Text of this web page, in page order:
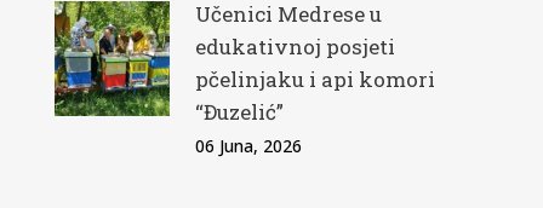
Učenici Medrese u
edukativnoj posjeti
pčelinjaku i api komori
“Đuzelić”
06 Juna, 2026